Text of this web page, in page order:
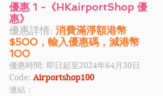
優惠 1 -《HKairportShop 優
惠》
優惠詳情: 消費滿淨額港幣
$500，輸入優惠碼，減港幣
100
優惠時間: 即日起至2024年64月30日
Code: Airportshop100
連結：